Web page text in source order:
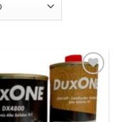
Add to
wishlist